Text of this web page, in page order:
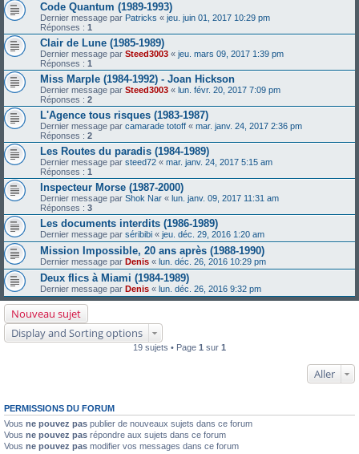
Code Quantum (1989-1993)
Dernier message par Patricks « jeu. juin 01, 2017 10:29 pm
Réponses : 1
Clair de Lune (1985-1989)
Dernier message par Steed3003 « jeu. mars 09, 2017 1:39 pm
Réponses : 1
Miss Marple (1984-1992) - Joan Hickson
Dernier message par Steed3003 « lun. févr. 20, 2017 7:09 pm
Réponses : 2
L'Agence tous risques (1983-1987)
Dernier message par camarade totoff « mar. janv. 24, 2017 2:36 pm
Réponses : 2
Les Routes du paradis (1984-1989)
Dernier message par steed72 « mar. janv. 24, 2017 5:15 am
Réponses : 1
Inspecteur Morse (1987-2000)
Dernier message par Shok Nar « lun. janv. 09, 2017 11:31 am
Réponses : 3
Les documents interdits (1986-1989)
Dernier message par séribibi « jeu. déc. 29, 2016 1:20 am
Mission Impossible, 20 ans après (1988-1990)
Dernier message par Denis « lun. déc. 26, 2016 10:29 pm
Deux flics à Miami (1984-1989)
Dernier message par Denis « lun. déc. 26, 2016 9:32 pm
Nouveau sujet
Display and Sorting options
19 sujets • Page 1 sur 1
Aller
PERMISSIONS DU FORUM
Vous ne pouvez pas publier de nouveaux sujets dans ce forum
Vous ne pouvez pas répondre aux sujets dans ce forum
Vous ne pouvez pas modifier vos messages dans ce forum